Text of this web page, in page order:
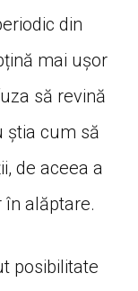
din
mai ușor
să revină
știa cum să
de aceea a
alăptare.
posibilitate